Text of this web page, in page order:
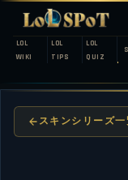
LOL
WIKI
LOL
TIPS
LOL
QUIZ
スキンシリーズ一